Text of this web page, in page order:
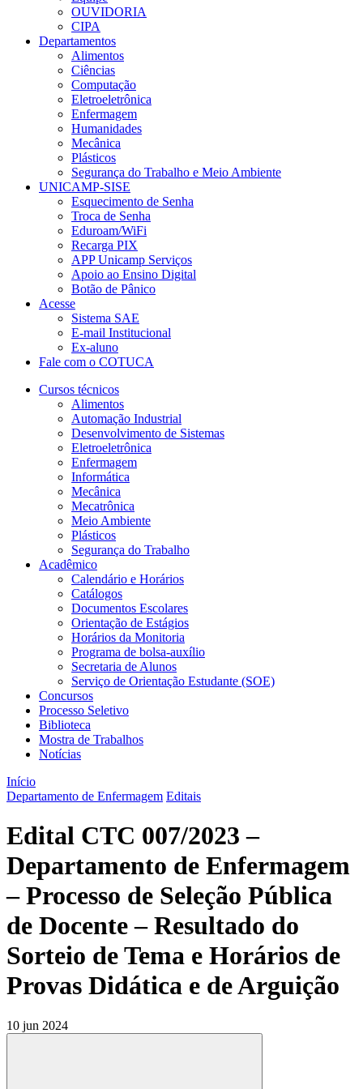
OUVIDORIA
CIPA
Departamentos
Alimentos
Ciências
Computação
Eletroeletrônica
Enfermagem
Humanidades
Mecânica
Plásticos
Segurança do Trabalho e Meio Ambiente
UNICAMP-SISE
Esquecimento de Senha
Troca de Senha
Eduroam/WiFi
Recarga PIX
APP Unicamp Serviços
Apoio ao Ensino Digital
Botão de Pânico
Acesse
Sistema SAE
E-mail Institucional
Ex-aluno
Fale com o COTUCA
Cursos técnicos
Alimentos
Automação Industrial
Desenvolvimento de Sistemas
Eletroeletrônica
Enfermagem
Informática
Mecânica
Mecatrônica
Meio Ambiente
Plásticos
Segurança do Trabalho
Acadêmico
Calendário e Horários
Catálogos
Documentos Escolares
Orientação de Estágios
Horários da Monitoria
Programa de bolsa-auxílio
Secretaria de Alunos
Serviço de Orientação Estudante (SOE)
Concursos
Processo Seletivo
Biblioteca
Mostra de Trabalhos
Notícias
Início
Departamento de Enfermagem Editais
Edital CTC 007/2023 –
Departamento de Enfermagem
– Processo de Seleção Pública
de Docente – Resultado do
Sorteio de Tema e Horários de
Provas Didática e de Arguição
10 jun 2024